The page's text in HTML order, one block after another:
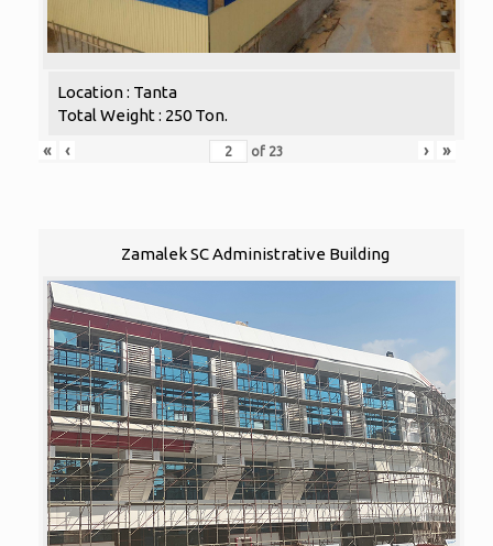
Location : Tanta
Total Weight : 250 Ton.
«
‹ of 23 › »
Zamalek SC Administrative Building